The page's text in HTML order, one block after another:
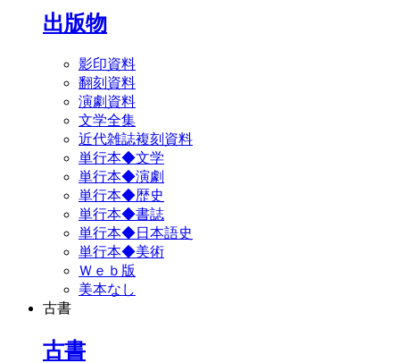
出版物
影印資料
翻刻資料
演劇資料
文学全集
近代雑誌複刻資料
単行本◆文学
単行本◆演劇
単行本◆歴史
単行本◆書誌
単行本◆日本語史
単行本◆美術
Ｗｅｂ版
美本なし
古書
古書